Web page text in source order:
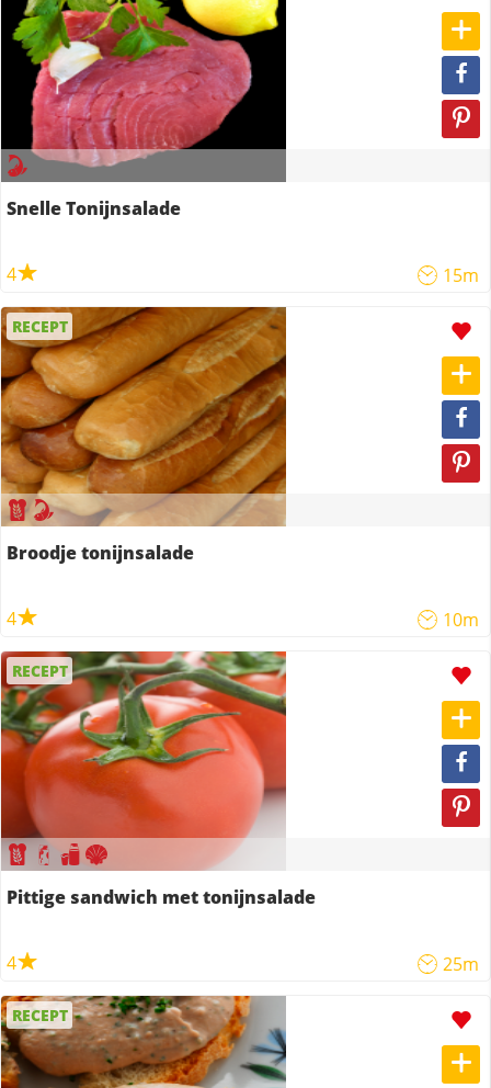
Snelle Tonijnsalade
4 15m
RECEPT
Broodje tonijnsalade
4 10m
RECEPT
Pittige sandwich met tonijnsalade
4 25m
RECEPT